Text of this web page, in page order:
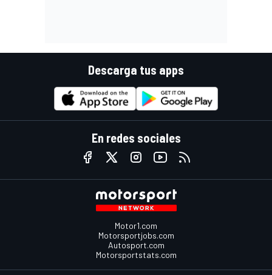
Descarga tus apps
En redes sociales
Motor1.com
Motorsportjobs.com
Autosport.com
Motorsportstats.com